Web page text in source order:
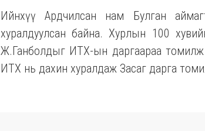
Ийнхүү Ардчилсан нам Булган
хуралдуулсан байна. Хурлын 100
Ж.Ганболдыг ИТХ-ын даргаараа
ИТХ нь дахин хуралдаж Засаг дарга